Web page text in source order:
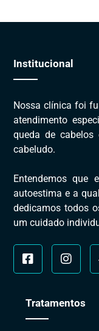
Institucional
Nossa clínica foi
atendimento
queda de cabelos
cabeludo.
Entendemos que
autoestima e a
dedicamos todos
um cuidado
Tratamentos